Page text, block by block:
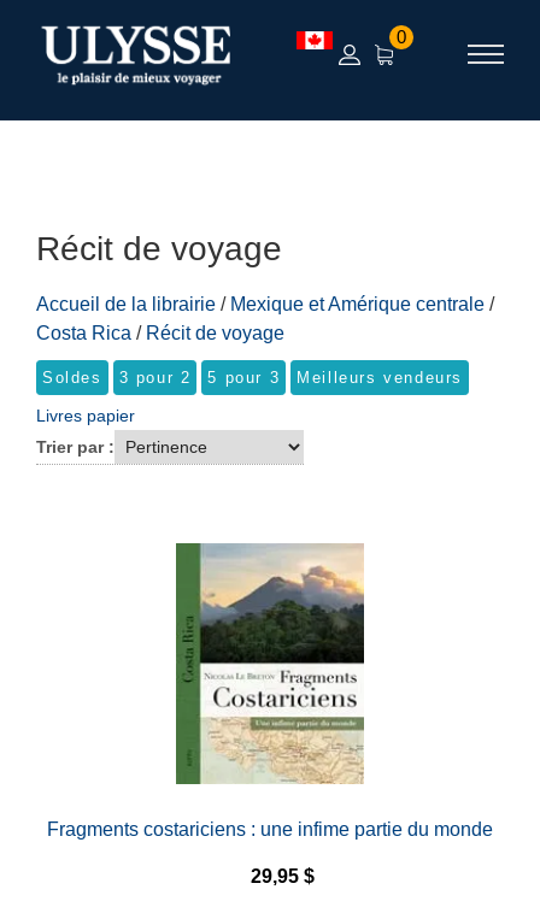
TEST
0
Récit de voyage
Accueil de la librairie / Mexique et Amérique centrale /
Costa Rica / Récit de voyage
Soldes 3 pour 2 5 pour 3 Meilleurs vendeurs
Livres papier
Trier par :
Fragments costariciens : une infime partie du monde
29,95 $